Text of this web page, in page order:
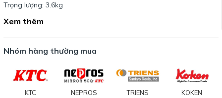
Trọng lượng: 3.6kg
Xem thêm
Nhóm hàng thường mua
KTC NEPROS TRIENS KOKEN